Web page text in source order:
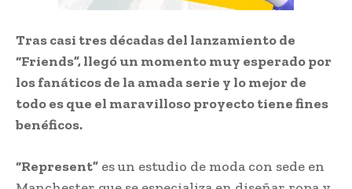
Tras casi tres décadas del lanzamiento de
“Friends”, llegó un momento muy esperado por
los fanáticos de la amada serie y lo mejor de
todo es que el maravilloso proyecto tiene fines
benéficos.
“Represent” es un estudio de moda con sede en